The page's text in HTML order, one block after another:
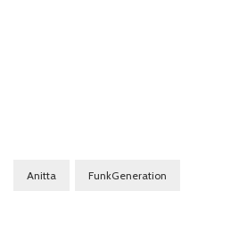
Anitta FunkGeneration